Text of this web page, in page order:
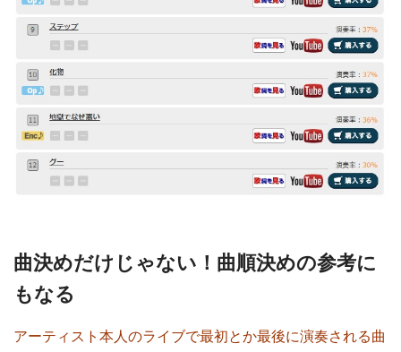
曲決めだけじゃない！曲順決めの参考に
もなる
アーティスト本人のライブで最初とか最後に演奏される曲